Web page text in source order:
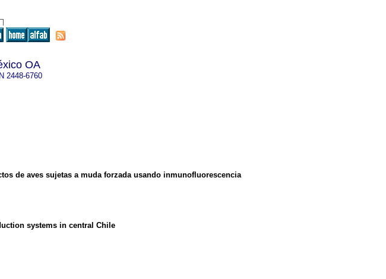
OA
2448-6760
de aves sujetas a muda forzada usando inmunofluorescencia
systems in central Chile